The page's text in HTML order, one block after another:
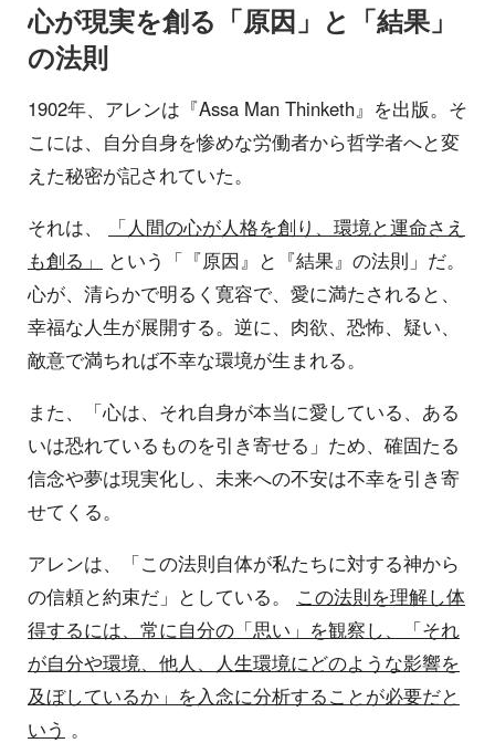
心が現実を創る「原因」と「結果」
の法則
1902年、アレンは『Assa Man Thinketh』を出版。そ
こには、自分自身を惨めな労働者から哲学者へと変
えた秘密が記されていた。
それは、
「人間の心が人格を創り、環境と運命さえ
も創る」
という「『原因』と『結果』の法則」だ。
心が、清らかで明るく寛容で、愛に満たされると、
幸福な人生が展開する。逆に、肉欲、恐怖、疑い、
敵意で満ちれば不幸な環境が生まれる。
また、「心は、それ自身が本当に愛している、ある
いは恐れているものを引き寄せる」ため、確固たる
信念や夢は現実化し、未来への不安は不幸を引き寄
せてくる。
アレンは、「この法則自体が私たちに対する神から
の信頼と約束だ」としている。 この法則を理解し体
得するには、常に自分の「思い」を観察し、「それ
が自分や環境、他人、人生環境にどのような影響を
及ぼしているか」を入念に分析することが必要だと
いう 。